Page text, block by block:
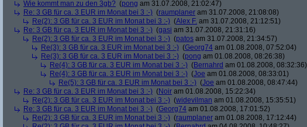
Wie kommt man zu den 3gb? (pong am 31.07.2008, 21:02:47)
Re: 3 GB für ca. 3 EUR im Monat bei 3 :-) (raumplaner am 31.07.2008, 21:08:08)
Re(2): 3 GB für ca. 3 EUR im Monat bei 3 :-) (Alex F. am 31.07.2008, 21:12:51)
Re: 3 GB für ca. 3 EUR im Monat bei 3 :-) (gasi am 31.07.2008, 21:31:16)
Re(2): 3 GB für ca. 3 EUR im Monat bei 3 :-) (patos am 31.07.2008, 21:34:57)
Re(3): 3 GB für ca. 3 EUR im Monat bei 3 :-) (Georg74 am 01.08.2008, 07:52:04)
Re(3): 3 GB für ca. 3 EUR im Monat bei 3 :-) (pong am 01.08.2008, 08:26:38)
Re(4): 3 GB für ca. 3 EUR im Monat bei 3 :-) (Bernahrd am 01.08.2008, 08:32:36)
Re(4): 3 GB für ca. 3 EUR im Monat bei 3 :-) (Joe am 01.08.2008, 08:33:01)
Re(5): 3 GB für ca. 3 EUR im Monat bei 3 :-) (Joe am 01.08.2008, 08:47:44)
Re: 3 GB für ca. 3 EUR im Monat bei 3 :-) (Noir am 01.08.2008, 15:22:34)
Re(2): 3 GB für ca. 3 EUR im Monat bei 3 :-) (widevilman am 01.08.2008, 15:35:51)
Re: 3 GB für ca. 3 EUR im Monat bei 3 :-) (Georg74 am 01.08.2008, 17:01:52)
Re(2): 3 GB für ca. 3 EUR im Monat bei 3 :-) (raumplaner am 01.08.2008, 17:12:44)